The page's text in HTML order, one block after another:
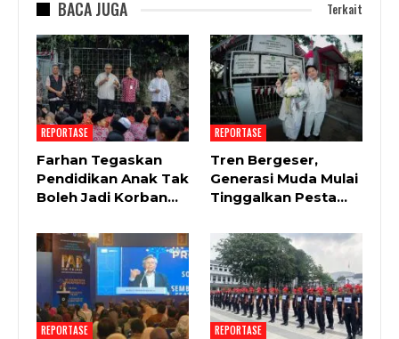
BACA JUGA Terkait
REPORTASE
Farhan Tegaskan
Pendidikan Anak Tak
Boleh Jadi Korban…
REPORTASE
Tren Bergeser,
Generasi Muda Mulai
Tinggalkan Pesta…
REPORTASE REPORTASE